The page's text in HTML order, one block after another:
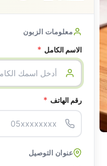
معلومات الزبون
الاسم الكامل *
رقم الهاتف *
عنوان التوصيل